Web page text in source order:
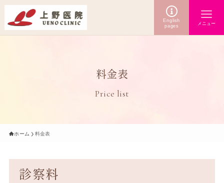
English
pages
メニュー
料金表
Price list
ホーム 料金表
診察料